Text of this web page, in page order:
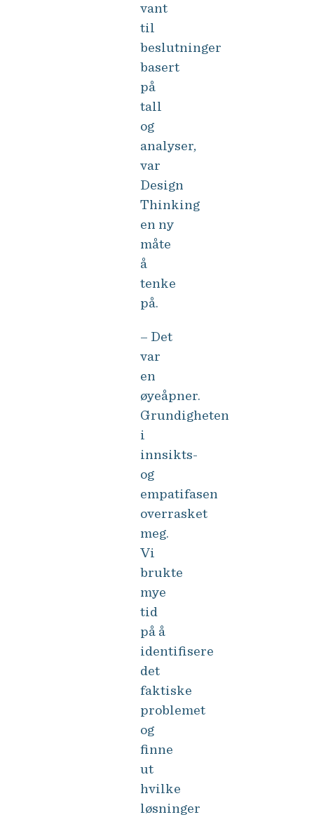
vant
til
beslutninger
basert
på
tall
og
analyser,
var
Design
Thinking
en ny
måte
å
tenke
på.
– Det
var
en
øyeåpner.
Grundigheten
i
innsikts-
og
empatifasen
overrasket
meg.
Vi
brukte
mye
tid
på å
identifisere
det
faktiske
problemet
og
finne
ut
hvilke
løsninger